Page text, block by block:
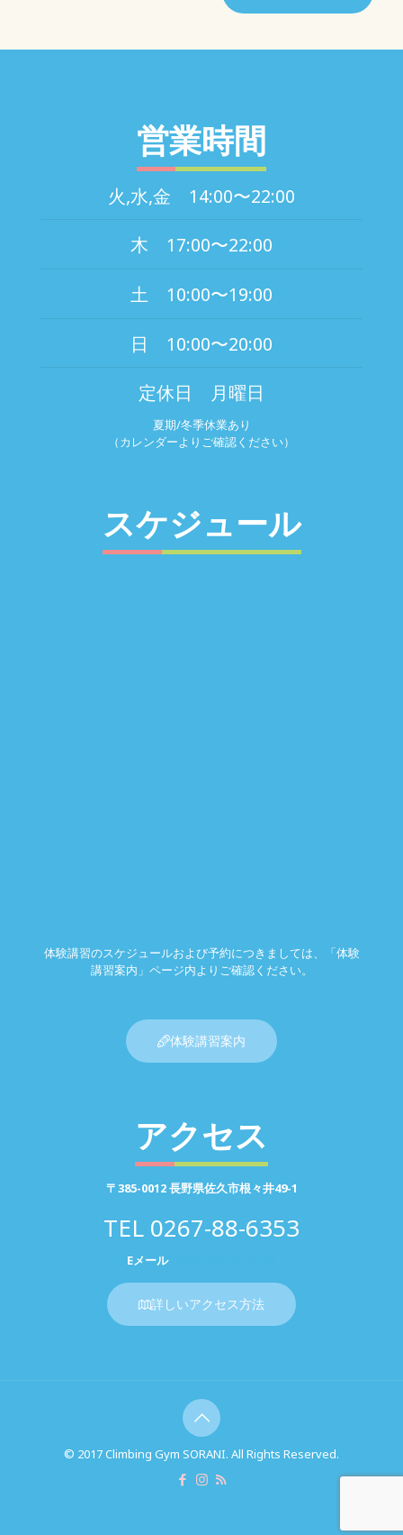
営業時間
火,水,金 14:00〜22:00
木 17:00〜22:00
土 10:00〜19:00
日 10:00〜20:00
定休日 月曜日
夏期/冬季休業あり
（カレンダーよりご確認ください）
スケジュール
体験講習のスケジュールおよび予約につきましては、「体験
講習案内」ページ内よりご確認ください。
体験講習案内
アクセス
〒385-0012 長野県佐久市根々井49-1
TEL 0267-88-6353
Eメール
詳しいアクセス方法
© 2017 Climbing Gym SORANI. All Rights Reserved.